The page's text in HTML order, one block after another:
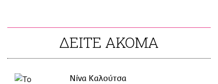
ΔΕΙΤΕ ΑΚΟΜΑ
Νίνα Καλούτσα